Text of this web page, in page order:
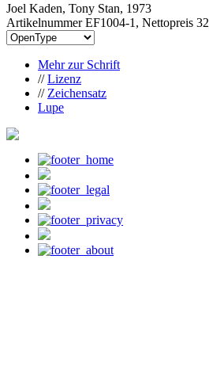
Joel Kaden, Tony Stan, 1973
Artikelnummer EF1004-1, Nettopreis
Mehr zur Schrift
//Lizenz
// Zeichensatz
Lupe